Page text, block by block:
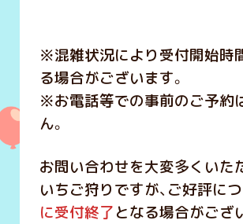
※混雑状況により受付開始時
る場合がございます。
※お電話等での事前のご予約
ん。
お問い合わせを大変多くいた
いちご狩りですが、ご好評に
に受付終了となる場合がござ